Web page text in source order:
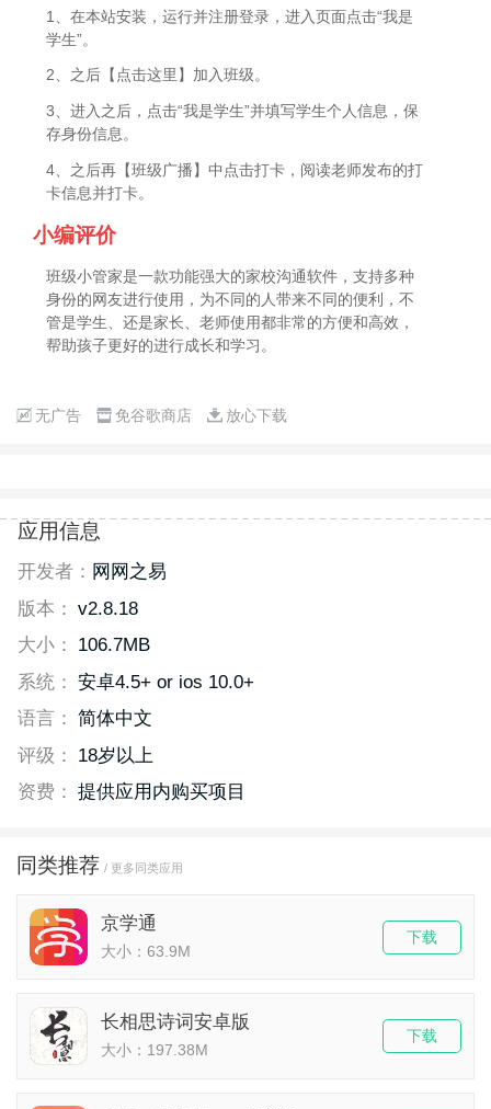
1、在本站安装，运行并注册登录，进入页面点击“我是
学生”。
2、之后【点击这里】加入班级。
3、进入之后，点击“我是学生”并填写学生个人信息，保
存身份信息。
4、之后再【班级广播】中点击打卡，阅读老师发布的打
卡信息并打卡。
小编评价
班级小管家是一款功能强大的家校沟通软件，支持多种
身份的网友进行使用，为不同的人带来不同的便利，不
管是学生、还是家长、老师使用都非常的方便和高效，
帮助孩子更好的进行成长和学习。
无广告 免谷歌商店 放心下载
应用信息
开发者： 网网之易
版本： v2.8.18
大小：
106.7MB
系统： 安卓4.5+ or ios 10.0+
语言： 简体中文
评级：
18岁以上
资费： 提供应用内购买项目
同类推荐 / 更多同类应用
京学通
大小：63.9M
下载
长相思诗词安卓版
大小：197.38M
下载